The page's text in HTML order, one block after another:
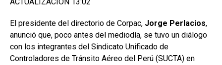
El presidente del directorio de Corpac, Jorge Perlacios,
anunció que, poco antes del mediodía, se tuvo un diálogo
con los integrantes del Sindicato Unificado de
Controladores de Tránsito Aéreo del Perú (SUCTA) en